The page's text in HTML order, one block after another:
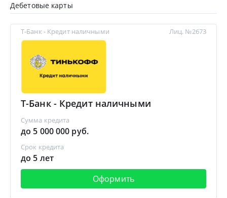
Дебетовые карты
Т-Банк - Кредит наличными
Т-Банк - Кредит наличными
Сумма кредита
до 5 000 000 руб.
Срок кредита
до 5 лет
Оформить
Лиц. №2673